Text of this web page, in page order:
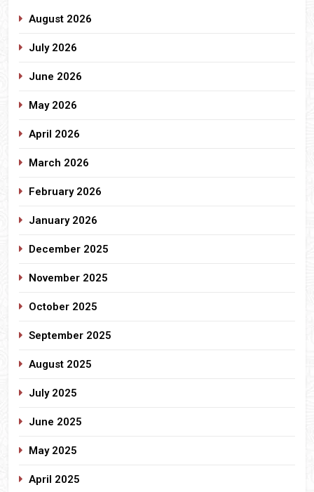
August 2026
July 2026
June 2026
May 2026
April 2026
March 2026
February 2026
January 2026
December 2025
November 2025
October 2025
September 2025
August 2025
July 2025
June 2025
May 2025
April 2025